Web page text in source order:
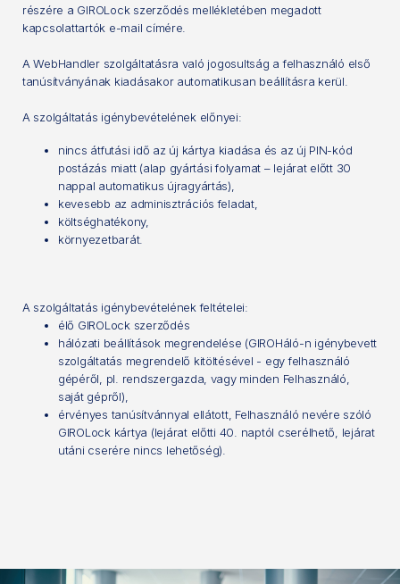
részére a GIROLock szerződés mellékletében megadott
kapcsolattartók e-mail címére.
A WebHandler szolgáltatásra való jogosultság a felhasználó első
tanúsítványának kiadásakor automatikusan beállításra kerül.
A szolgáltatás igénybevételének előnyei:
nincs átfutási idő az új kártya kiadása és az új PIN-kód
postázás miatt (alap gyártási folyamat – lejárat előtt 30
nappal automatikus újragyártás),
kevesebb az adminisztrációs feladat,
költséghatékony,
környezetbarát.
A szolgáltatás igénybevételének feltételei:
élő GIROLock szerződés
hálózati beállítások megrendelése (GIROHáló-n igénybevett
szolgáltatás megrendelő kitöltésével - egy felhasználó
gépéről, pl. rendszergazda, vagy minden Felhasználó,
saját gépről),
érvényes tanúsítvánnyal ellátott, Felhasználó nevére szóló
GIROLock kártya (lejárat előtti 40. naptól cserélhető, lejárat
utáni cserére nincs lehetőség).